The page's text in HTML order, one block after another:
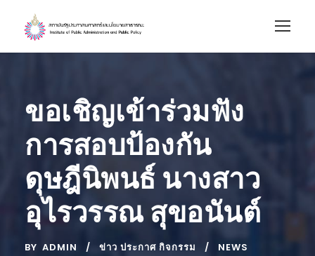
ขอเชิญเข้าร่วมฟัง
การสอบป้องกัน
ดุษฎีนิพนธ์ นางสาว
อุไรวรรณ สุขอนันต์
BY ADMIN ข่าว ประกาศ กิจกรรม
NEWS